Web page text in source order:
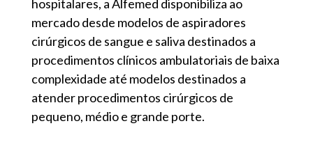
hospitalares, a Alfemed disponibiliza ao
mercado desde modelos de aspiradores
cirúrgicos de sangue e saliva destinados a
procedimentos clínicos ambulatoriais de baixa
complexidade até modelos destinados a
atender procedimentos cirúrgicos de
pequeno, médio e grande porte.